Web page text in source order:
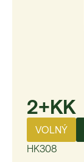
2+KK
VOLNÝ
HK308